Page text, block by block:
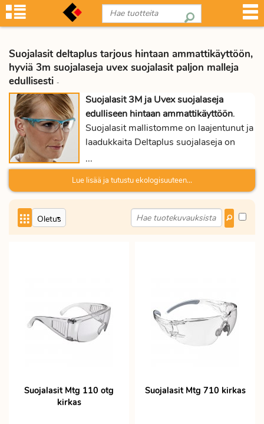
Suojalasit deltaplus tarjous hintaan ammattikäyttöön,
hyviä 3m suojalaseja uvex suojalasit paljon malleja
edullisesti -
Suojalasit 3M ja Uvex suojalaseja
edulliseen hintaan ammattikäyttöön.
Suojalasit mallistomme on laajentunut ja
laadukkaita Deltaplus suojalaseja on
Suojalasien kehitys on ollut huimaa, eri
ammattiryhmille on kehitetty tehokkaasti
suojalasimallissa ovat nenätyynt, sangat,
sekä linssit muotoiltu
. Deltaplus suojalaseissa on
useita sävyjä käyttötarkoituksesta
riippuen. Huurtumisen- ja
naarmuuntumisen esto, sekä
suojalaseja verkkokaupasta. Tällä
...
Lue lisää ja tutustu ekologisuuteen...
Suojalasit Mtg 110 otg
kirkas
Suojalasit Mtg 710 kirkas